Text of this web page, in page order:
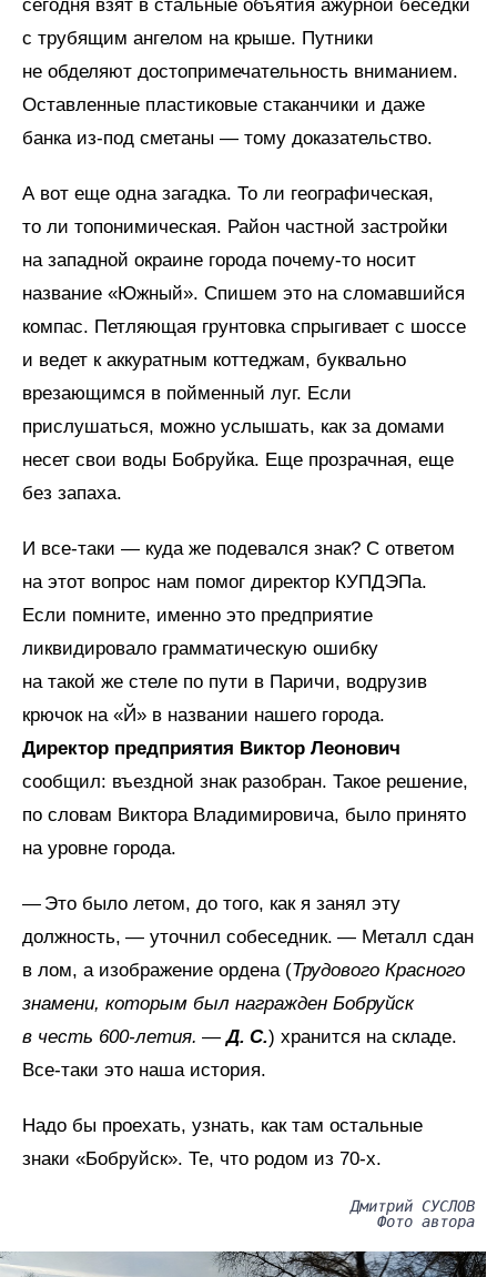
сегодня взят в стальные объятия ажурной беседки
с трубящим ангелом на крыше. Путники
не обделяют достопримечательность вниманием.
Оставленные пластиковые стаканчики и даже
банка из-под сметаны — тому доказательство.
А вот еще одна загадка. То ли географическая,
то ли топонимическая. Район частной застройки
на западной окраине города почему-то носит
название «Южный». Спишем это на сломавшийся
компас. Петляющая грунтовка спрыгивает с шоссе
и ведет к аккуратным коттеджам, буквально
врезающимся в пойменный луг. Если
прислушаться, можно услышать, как за домами
несет свои воды Бобруйка. Еще прозрачная, еще
без запаха.
И все-таки — куда же подевался знак? С ответом
на этот вопрос нам помог директор КУПДЭПа.
Если помните, именно это предприятие
ликвидировало грамматическую ошибку
на такой же стеле по пути в Паричи, водрузив
крючок на «Й» в названии нашего города.
Директор предприятия Виктор Леонович
сообщил: въездной знак разобран. Такое решение,
по словам Виктора Владимировича, было принято
на уровне города.
— Это было летом, до того, как я занял эту
должность, — уточнил собеседник. — Металл сдан
в лом, а изображение ордена (Трудового Красного
знамени, которым был награжден Бобруйск
в честь 600‑летия. —Д. С.) хранится на складе.
Все-таки это наша история.
Надо бы проехать, узнать, как там остальные
знаки «Бобруйск». Те, что родом из 70‑х.
Дмитрий СУСЛОВ
Фото автора